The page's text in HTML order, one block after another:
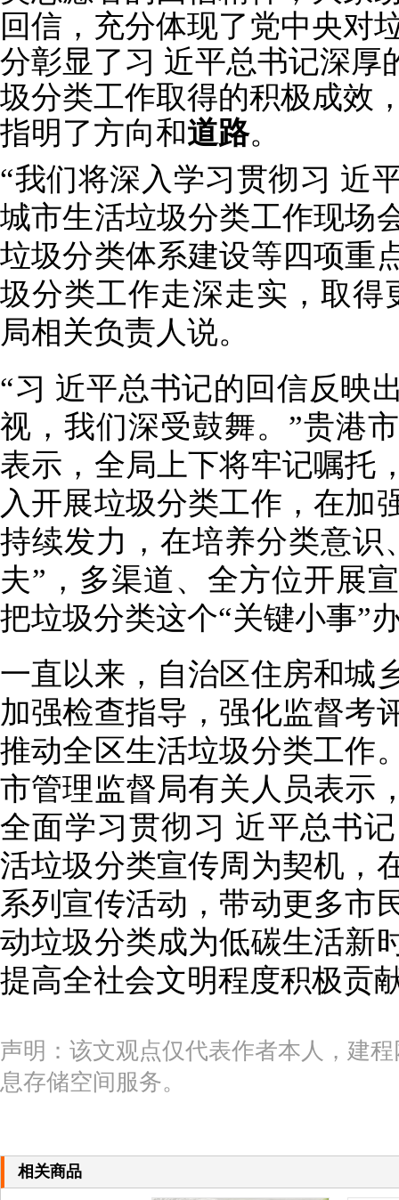
回信，充分体现了党中央对
分彰显了习 近平总书记深厚
圾分类工作取得的积极成效
指明了方向和道路。
“我们将深入学习贯彻习 近
城市生活垃圾分类工作现场
垃圾分类体系建设等四项重
圾分类工作走深走实，取得
局相关负责人说。
“习 近平总书记的回信反映
视，我们深受鼓舞。”贵港
表示，全局上下将牢记嘱托
入开展垃圾分类工作，在加
持续发力，在培养分类意识
夫”，多渠道、全方位开展
把垃圾分类这个“关键小事”
一直以来，自治区住房和城
加强检查指导，强化监督考
推动全区生活垃圾分类工作
市管理监督局有关人员表示
全面学习贯彻习 近平总书
活垃圾分类宣传周为契机，
系列宣传活动，带动更多市
动垃圾分类成为低碳生活新
提高全社会文明程度积极贡
声明：该文观点仅代表作者本人，建
息存储空间服务。
相关商品